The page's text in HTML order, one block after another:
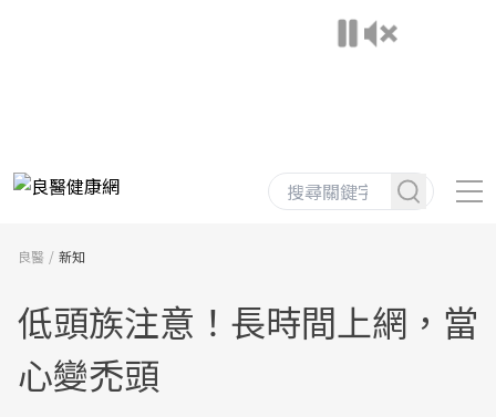
良醫 新知
低頭族注意！長時間上網，當
心變禿頭